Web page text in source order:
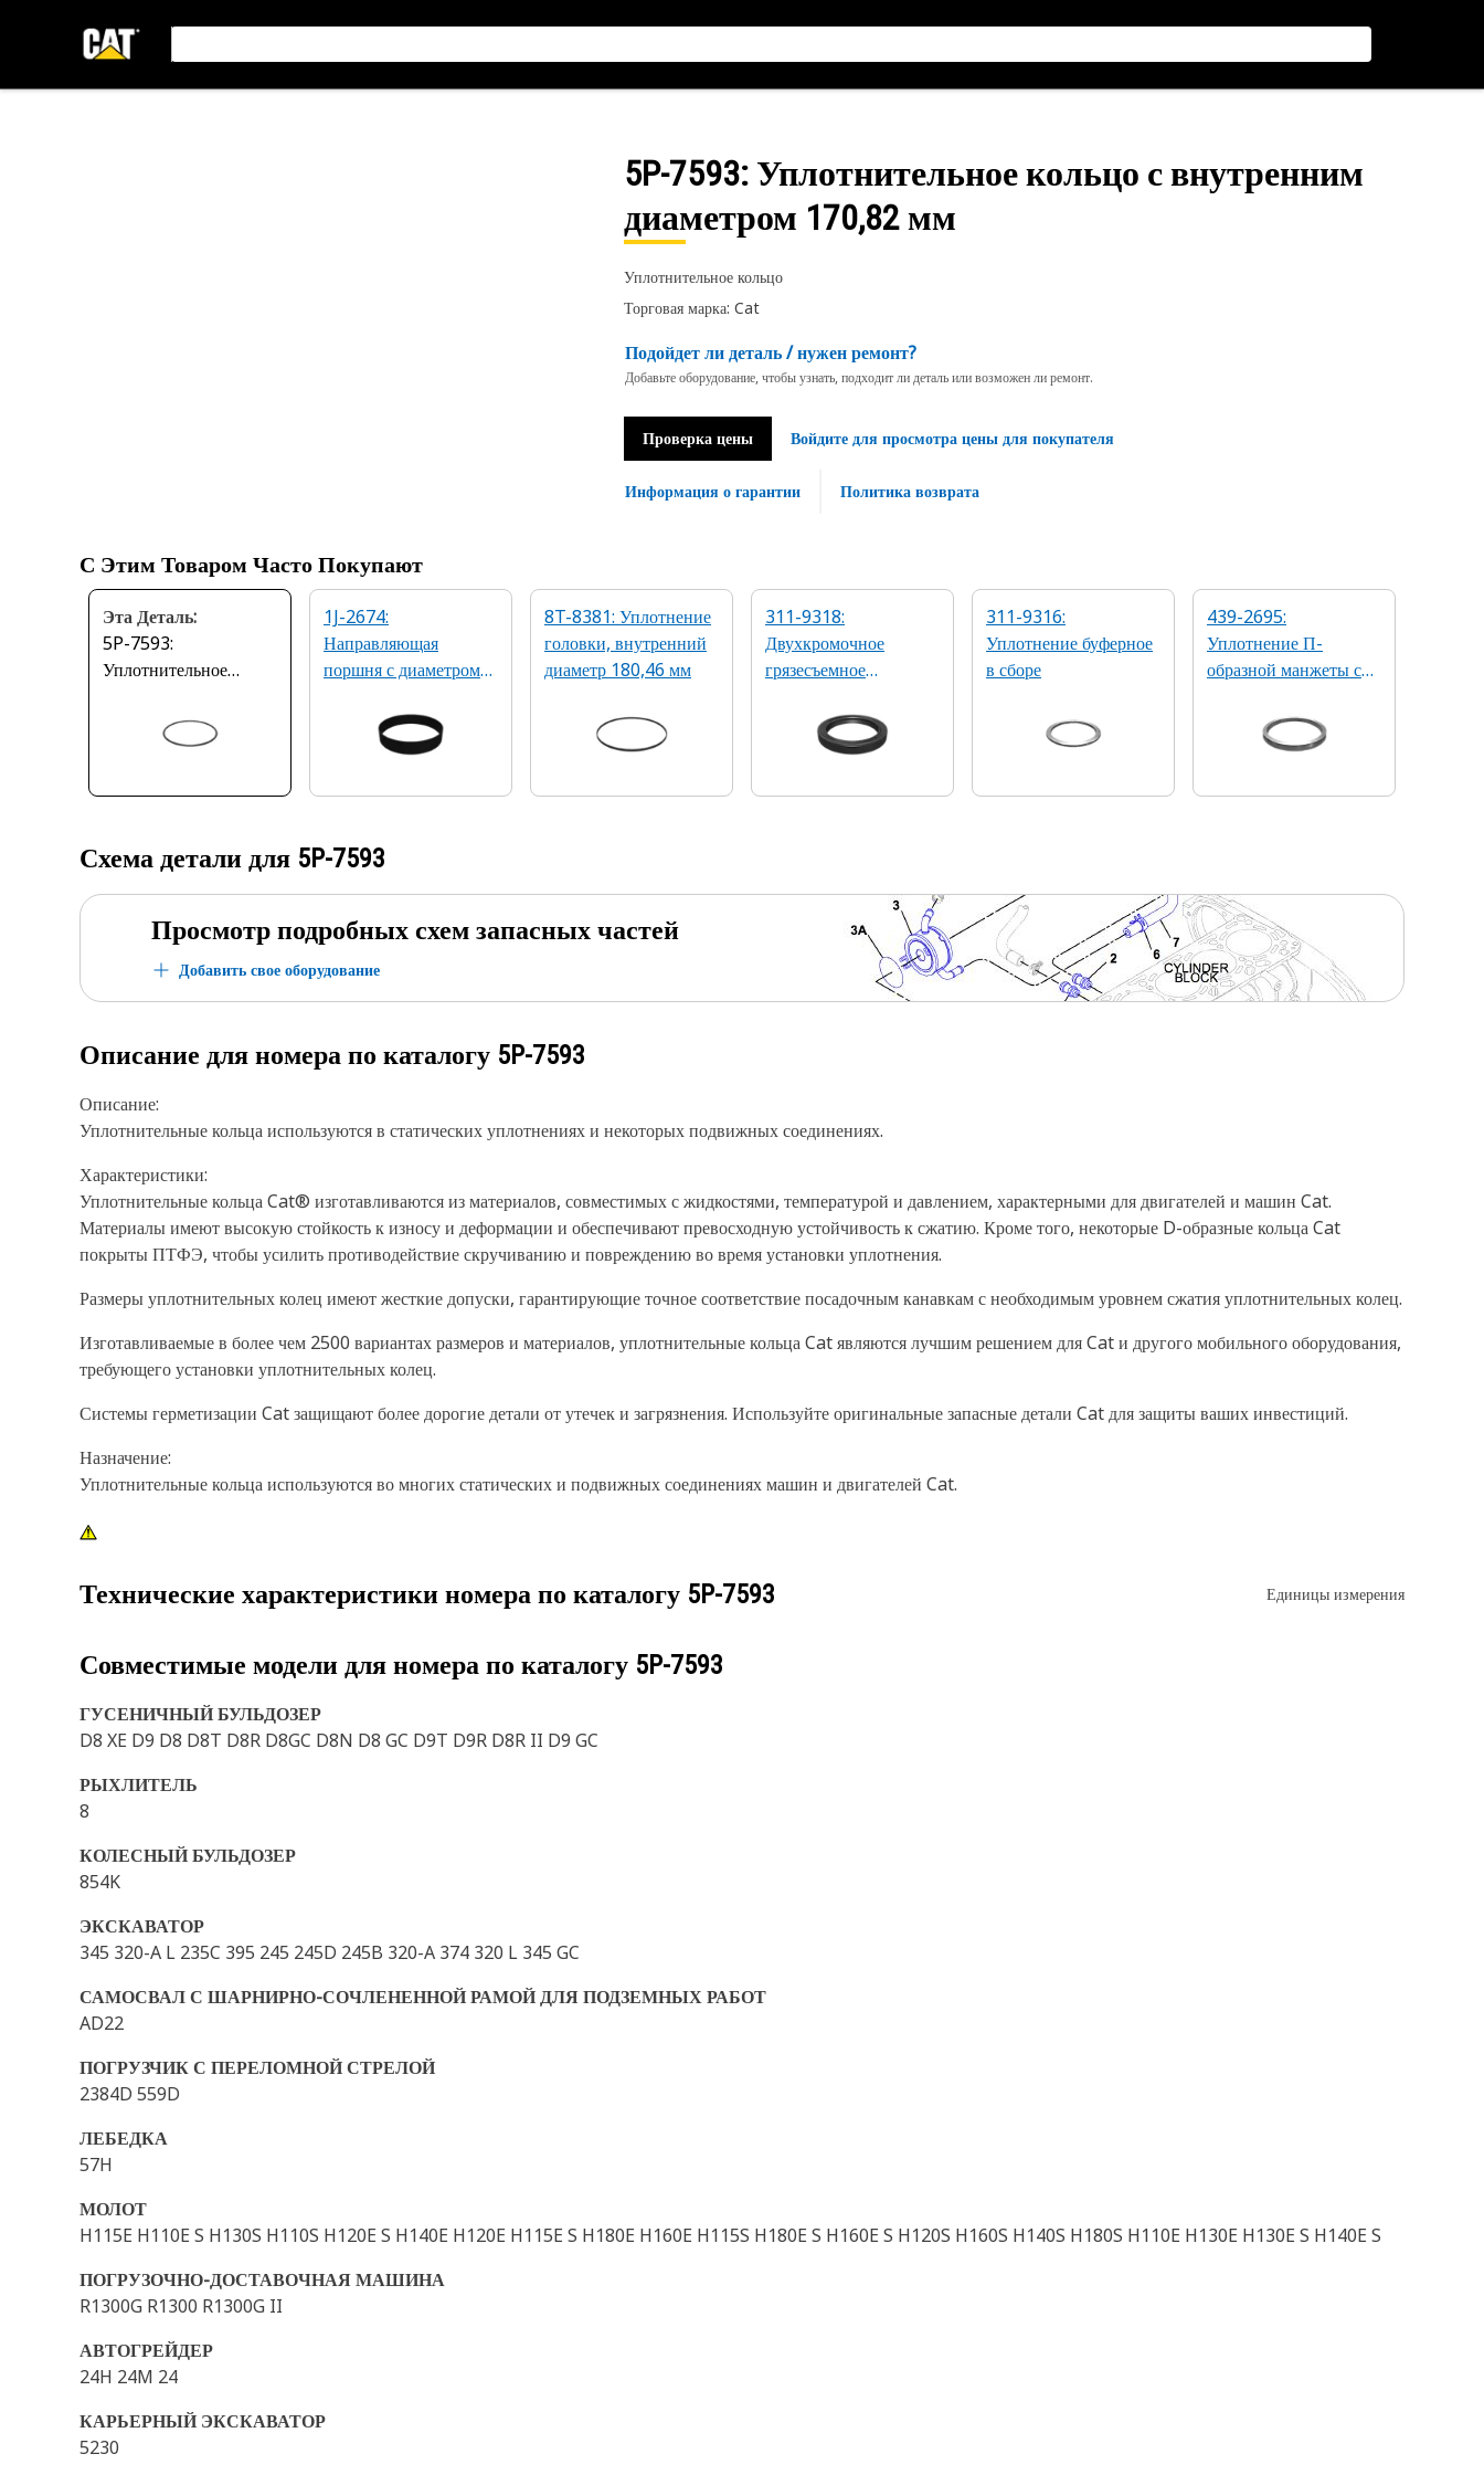
5P-7593: Уплотнительное кольцо с внутренним
диаметром 170,82 мм
Уплотнительное кольцо
Торговая марка: Cat
Подойдет ли деталь / нужен ремонт?
Добавьте оборудование, чтобы узнать, подходит ли деталь или возможен ли ремонт.
Проверка цены Войдите для просмотра цены для покупателя
Информация о гарантии Политика возврата
С Этим Товаром Часто Покупают
Эта Деталь:
5P-7593:
Уплотнительное
диаметром 170,82 мм
1J-2674:
Направляющая
поршня с диаметром
8T-8381: Уплотнение
головки, внутренний
диаметр 180,46 мм
311-9318:
Двухкромочное
грязесъемное
внутренним
диаметром 86,59 мм
311-9316:
Уплотнение буферное
в сборе
439-2695:
Уплотнение П-
образной манжеты с
диаметром 87,6 мм
Схема детали для 5P-7593
Просмотр подробных схем запасных частей
Добавить свое оборудование
Описание для номера по каталогу 5P-7593
Описание:
Уплотнительные кольца используются в статических уплотнениях и некоторых подвижных соединениях.
Характеристики:
Уплотнительные кольца Cat® изготавливаются из материалов, совместимых с жидкостями, температурой и давлением, характерными для двигателей и машин Cat.
Материалы имеют высокую стойкость к износу и деформации и обеспечивают превосходную устойчивость к сжатию. Кроме того, некоторые D-образные кольца Cat
покрыты ПТФЭ, чтобы усилить противодействие скручиванию и повреждению во время установки уплотнения.
Размеры уплотнительных колец имеют жесткие допуски, гарантирующие точное соответствие посадочным канавкам с необходимым уровнем сжатия уплотнительных колец.
Изготавливаемые в более чем 2500 вариантах размеров и материалов, уплотнительные кольца Cat являются лучшим решением для Cat и другого мобильного оборудования,
требующего установки уплотнительных колец.
Системы герметизации Cat защищают более дорогие детали от утечек и загрязнения. Используйте оригинальные запасные детали Cat для защиты ваших инвестиций.
Назначение:
Уплотнительные кольца используются во многих статических и подвижных соединениях машин и двигателей Cat.
Технические характеристики номера по каталогу 5P-7593 Единицы измерения
Совместимые модели для номера по каталогу 5P-7593
ГУСЕНИЧНЫЙ БУЛЬДОЗЕР
D8 XE D9 D8 D8T D8R D8GC D8N D8 GC D9T D9R D8R II D9 GC
РЫХЛИТЕЛЬ
8
КОЛЕСНЫЙ БУЛЬДОЗЕР
854K
ЭКСКАВАТОР
345 320-A L 235C 395 245 245D 245B 320-A 374 320 L 345 GC
САМОСВАЛ С ШАРНИРНО-СОЧЛЕНЕННОЙ РАМОЙ ДЛЯ ПОДЗЕМНЫХ РАБОТ
AD22
ПОГРУЗЧИК С ПЕРЕЛОМНОЙ СТРЕЛОЙ
2384D 559D
ЛЕБЕДКА
57H
МОЛОТ
H115E H110E S H130S H110S H120E S H140E H120E H115E S H180E H160E H115S H180E S H160E S H120S H160S H140S H180S H110E H130E H130E S H140E S
ПОГРУЗОЧНО-ДОСТАВОЧНАЯ МАШИНА
R1300G R1300 R1300G II
АВТОГРЕЙДЕР
24H 24M 24
КАРЬЕРНЫЙ ЭКСКАВАТОР
5230